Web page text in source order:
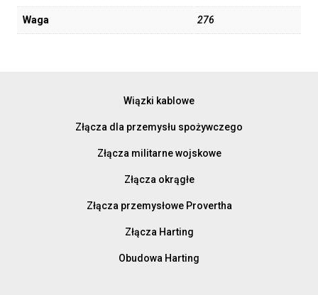
Waga 276
Wiązki kablowe
Złącza dla przemysłu spożywczego
Złącza militarne wojskowe
Złącza okrągłe
Złącza przemysłowe Provertha
Złącza Harting
Obudowa Harting